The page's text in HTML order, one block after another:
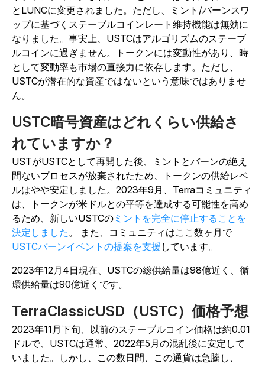
とLUNCに変更されました。ただし、ミント/バーンスワ
ップに基づくステーブルコインレート維持機能は無効に
なりました。事実上、USTCはアルゴリズムのステーブ
ルコインに過ぎません。トークンには変動性があり、時
として変動率も市場の直接力に依存します。ただし、
USTCが潜在的な資産ではないという意味ではありませ
ん。
USTC暗号資産はどれくらい供給さ
れていますか？
USTがUSTCとして再開した後、ミントとバーンの絶え
間ないプロセスが放棄されたため、トークンの供給レベ
ルはやや安定しました。2023年9月、Terraコミュニティ
は、トークンが米ドルとの平等を達成する可能性を高め
るため、新しいUSTCの ミントを完全に停止することを
決定しました。 また、コミュニティはここ数ヶ月で
USTCバーンイベントの提案を支援 しています。
2023年12月4日現在、USTCの総供給量は98億近く、循
環供給量は90億近くです。
TerraClassicUSD（USTC）価格予想
2023年11月下旬、以前のステーブルコイン価格は約0.01
ドルで、USTCは通常、2022年5月の混乱後に安定して
いました。しかし、この数日間、この通貨は急騰し、